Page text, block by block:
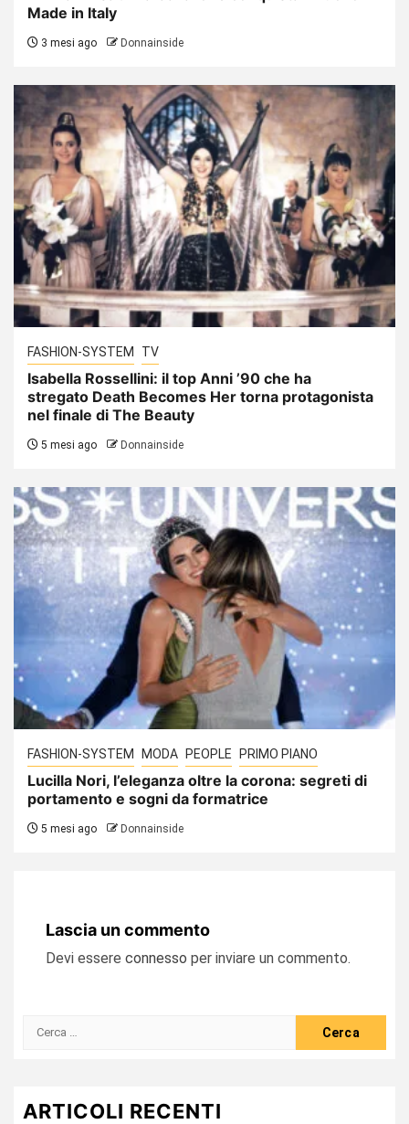
Made in Italy
3 mesi ago Donnainside
FASHION-SYSTEM TV
Isabella Rossellini: il top Anni ’90 che ha
stregato Death Becomes Her torna protagonista
nel finale di The Beauty
5 mesi ago Donnainside
FASHION-SYSTEM MODA PEOPLE PRIMO PIANO
Lucilla Nori, l’eleganza oltre la corona: segreti di
portamento e sogni da formatrice
5 mesi ago Donnainside
Lascia un commento
Devi essere connesso per inviare un commento.
Ricerca
ARTICOLI RECENTI